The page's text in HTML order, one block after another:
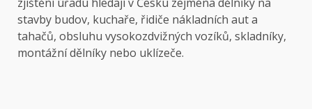
stavby budov, kuchaře, řidiče nákladních aut a
tahačů, obsluhu vysokozdvižných vozíků, skladníky,
montážní dělníky nebo uklízeče.